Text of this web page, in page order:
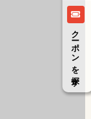
クーポンを探す